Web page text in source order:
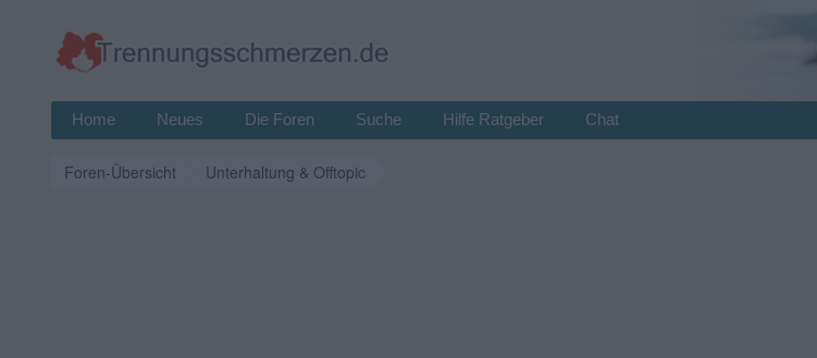
Home Neues Die Foren Suche Hilfe Ratgeber Chat
Foren-Übersicht Unterhaltung & Offtopic